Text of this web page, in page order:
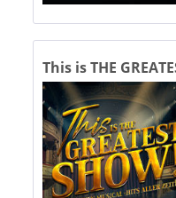
This is THE